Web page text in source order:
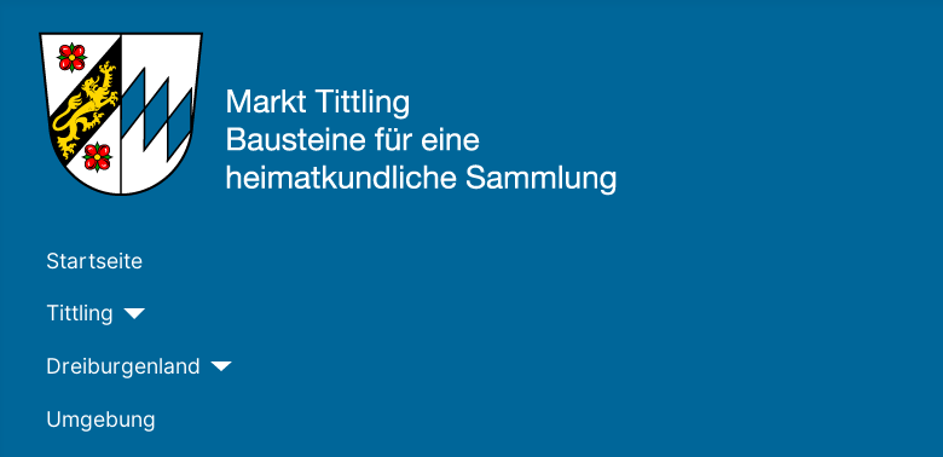
Startseite
Tittling
Dreiburgenland
Umgebung